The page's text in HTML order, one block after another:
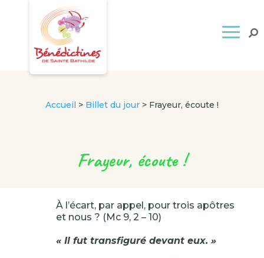
Accueil > Billet du jour> Frayeur, écoute !
Frayeur, écoute !
À l’écart, par appel, pour trois apôtres
et nous ? (Mc 9, 2 – 10)
« Il fut transfiguré devant eux. »